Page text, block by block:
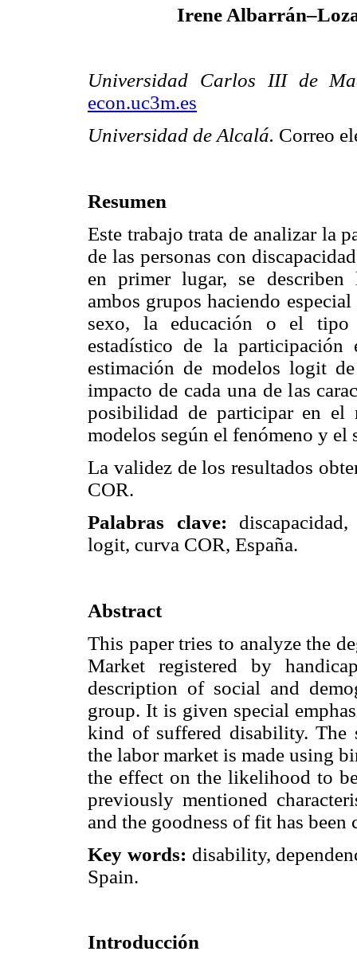
Irene
Universidad Carlos III de
econ.uc3m.es
Universidad de Alcalá. Correo
Resumen
Este trabajo trata de analizar la
de las personas con
en primer lugar, se describen
ambos grupos haciendo
sexo, la educación o el tipo
estadístico de la participación
estimación de modelos logit
impacto de cada una de las
posibilidad de participar en el
modelos según el fenómeno y el
La validez de los resultados
COR.
Palabras clave:
logit, curva COR, España.
Abstract
This paper tries to analyze the
Market registered by
description of social and
group. It is given special
kind of suffered disability. The
the labor market is made using
the effect on the likelihood to
previously mentioned
and the goodness of fit has
Key words: disability,
Spain.
Introducción